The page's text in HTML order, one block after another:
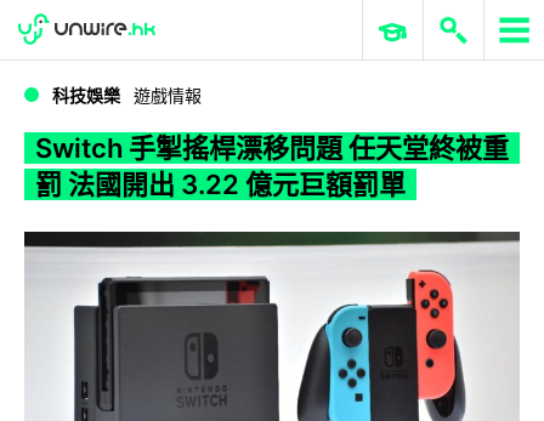
WWDC 2026 ERP 與商業 AI
科技娛樂 遊戲情報
Switch 手掣搖桿漂移問題 任天堂終被重
罰 法國開出 3.22 億元巨額罰單